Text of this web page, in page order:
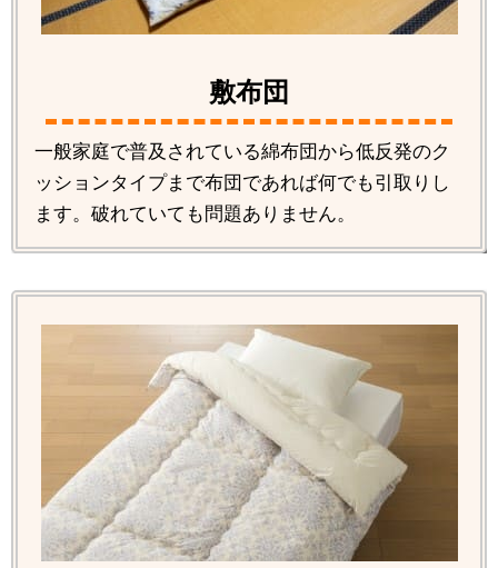
敷布団
一般家庭で普及されている綿布団から低反発のク
ッションタイプまで布団であれば何でも引取りし
ます。破れていても問題ありません。